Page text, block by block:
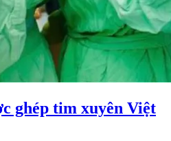
ghép tim xuyên Việt